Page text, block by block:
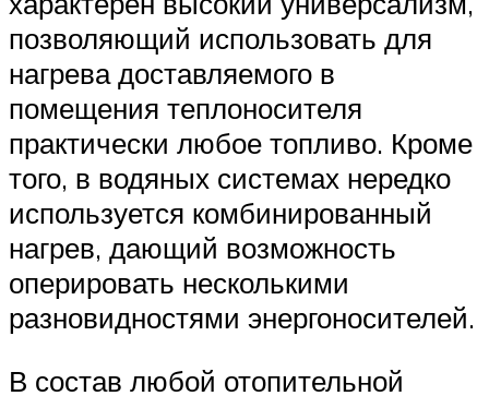
позволяющий использовать для
нагрева доставляемого в
помещения теплоносителя
практически любое топливо. Кроме
того, в водяных системах нередко
используется комбинированный
нагрев, дающий возможность
оперировать несколькими
разновидностями энергоносителей.
В состав любой отопительной